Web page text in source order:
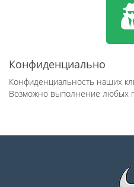
Конфиденциально
Конфиденциальность наших
Возможно выполнение любых